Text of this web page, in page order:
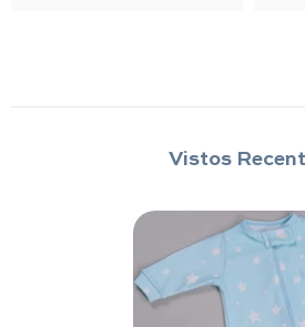
Vistos